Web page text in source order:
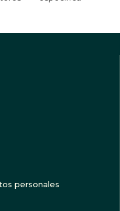
personales